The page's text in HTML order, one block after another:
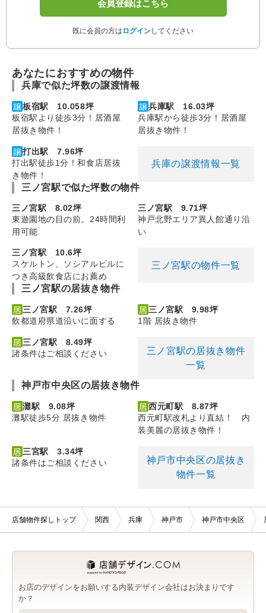
会員登録はこちら
既に会員の方は ログインしてください
あなたにおすすめの物件
兵庫で似た坪数の譲渡情報
板宿駅 10.058坪
板宿駅より徒歩3分！居酒屋
居抜き物件！
兵庫駅 16.03坪
兵庫駅から徒歩3分！居酒屋
居抜き物件！
打出駅 7.96坪
打出駅徒歩1分！和食店居抜
き物件！
兵庫の譲渡情報一覧
三ノ宮駅で似た坪数の物件
三ノ宮駅 8.02坪
東遊園地の目の前。24時間利
用可能
三ノ宮駅 9.71坪
神戸北野エリア異人館通り沿
い
三ノ宮駅 10.6坪
スケルトン、ソシアルビルに
つき高級飲食店にお薦め
三ノ宮駅の物件一覧
三ノ宮駅の居抜き物件
三ノ宮駅 7.26坪
飲都道府県道沿いに面する
三ノ宮駅 9.98坪
1階 居抜き物件
三ノ宮駅 8.49坪
諸条件はご相談ください
三ノ宮駅の居抜き物件
一覧
神戸市中央区の居抜き物件
灘駅 9.08坪
灘駅徒歩5分 居抜き物件
西元町駅 8.87坪
西元町駅改札より直結！ 内
装美麗の居抜き物件！
三宮駅 3.34坪
諸条件はご相談ください
神戸市中央区の居抜き
物件一覧
店舗物件探しトップ 関西 兵庫 神戸市 神戸市中央区
お店のデザインをお願いする内装デザイン会社はお決まりです
か？